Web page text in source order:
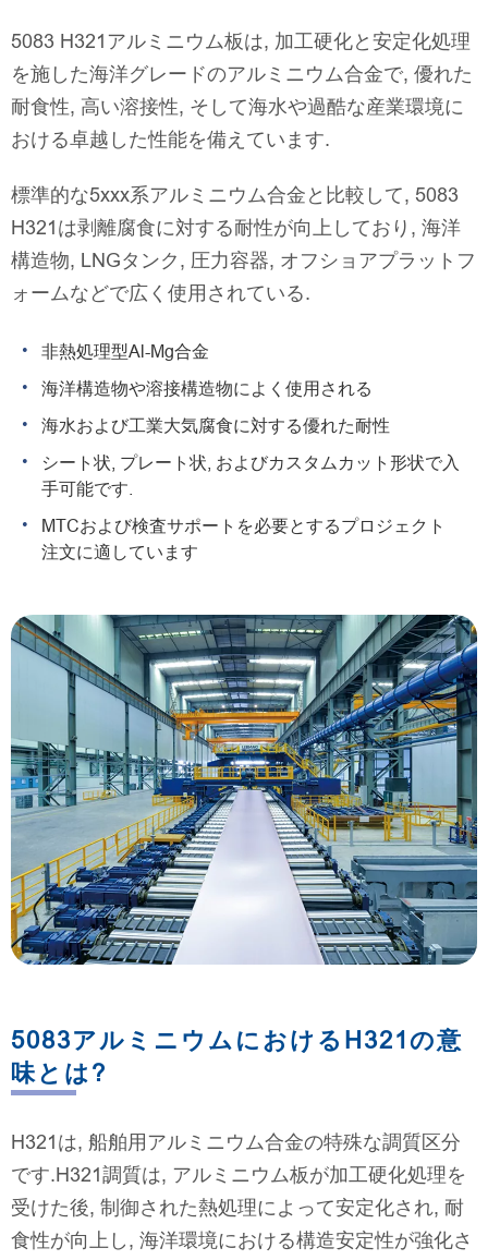
5083 H321アルミニウム板は, 加工硬化と安定化処理
を施した海洋グレードのアルミニウム合金で, 優れた
耐食性, 高い溶接性, そして海水や過酷な産業環境に
おける卓越した性能を備えています.
標準的な5xxx系アルミニウム合金と比較して, 5083
H321は剥離腐食に対する耐性が向上しており, 海洋
構造物, LNGタンク, 圧力容器, オフショアプラットフ
ォームなどで広く使用されている.
非熱処理型Al-Mg合金
海洋構造物や溶接構造物によく使用される
海水および工業大気腐食に対する優れた耐性
シート状, プレート状, およびカスタムカット形状で入
手可能です.
MTCおよび検査サポートを必要とするプロジェクト
注文に適しています
5083アルミニウムにおけるH321の意
味とは?
H321は, 船舶用アルミニウム合金の特殊な調質区分
です.H321調質は, アルミニウム板が加工硬化処理を
受けた後, 制御された熱処理によって安定化され, 耐
食性が向上し, 海洋環境における構造安定性が強化さ